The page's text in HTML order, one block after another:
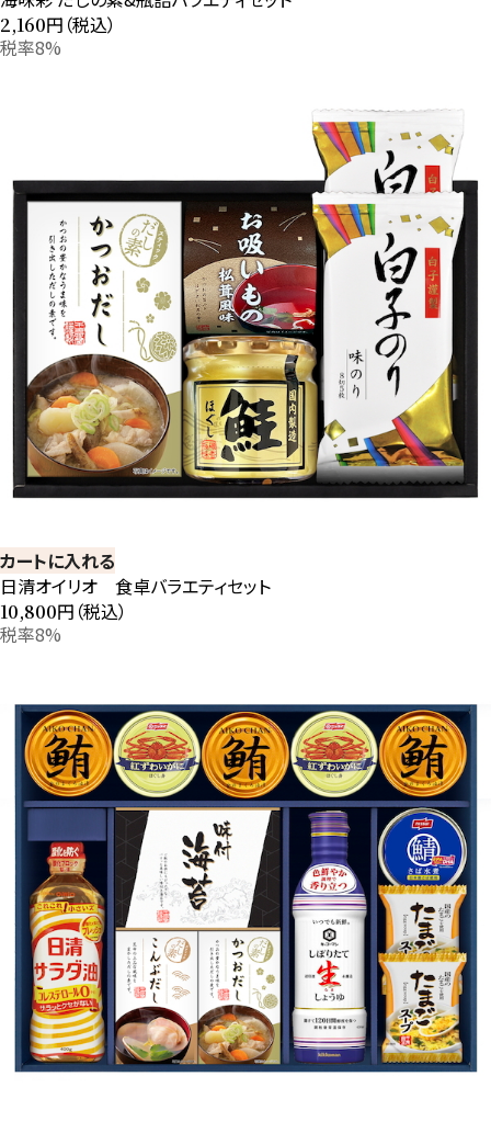
2,160円（税込）
税率8%
カートに入れる
日清オイリオ 食卓バラエティセット
10,800円（税込）
税率8%